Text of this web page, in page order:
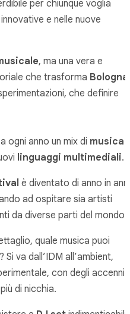
per chiunque voglia
e nelle nuove
, ma una vera e
che trasforma Bologna
che definire
ogni anno un mix di musica
linguaggi multimediali.
è diventato di anno in
ad ospitare sia artisti
da diverse parti del mondo.
quale musica puoi
? Si va dall’IDM all’ambient,
con degli accenni
di nicchia.